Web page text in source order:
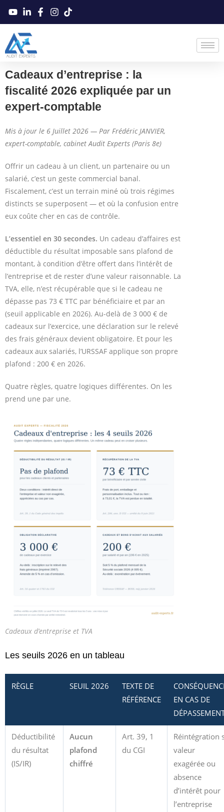
Cadeaux d’entreprise : la
fiscalité 2026 expliquée par un
expert-comptable
Mis à jour le 6 Juillet 2026 — Par Frédéric JANVIER,
expert-comptable, cabinet Audit Experts (Paris 8e)
Offrir un cadeau à un client, un partenaire ou un
salarié, c’est un geste commercial banal.
Fiscalement, c’est un terrain miné où trois régimes
distincts se superposent — et où la confusion entre
eux coûte cher en cas de contrôle.
L’essentiel en 30 secondes. Un cadeau d’affaires est
déductible du résultat imposable sans plafond de
montant, à condition d’être offert dans l’intérêt de
l’entreprise et de rester d’une valeur raisonnable. La
TVA, elle, n’est récupérable que si le cadeau ne
dépasse pas 73 € TTC par bénéficiaire et par an
(seuil applicable en 2026). Au-delà de 3 000 € de
cadeaux sur l’exercice, une déclaration sur le relevé
des frais généraux devient obligatoire. Et pour les
cadeaux aux salariés, l’URSSAF applique son propre
plafond : 200 € en 2026.
Quatre règles, quatre logiques différentes. On les
prend une par une.
Cadeaux d’entreprise et TVA
Les seuils 2026 en un tableau
RÈGLE SEUIL 2026
TEXTE DE
RÉFÉRENCE
EN CAS DE
Déductibilité
du résultat
(IS/IR)
Aucun
plafond
chiffré
Art. 39, 1
du CGI
Réintégration
valeur
exagérée ou
absence
d’intérêt pour
l’entreprise